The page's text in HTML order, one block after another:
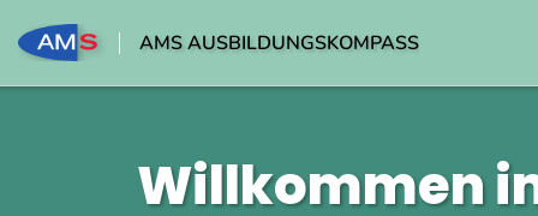
AMS AUSBILDUNGSKOMPASS
Willkommen